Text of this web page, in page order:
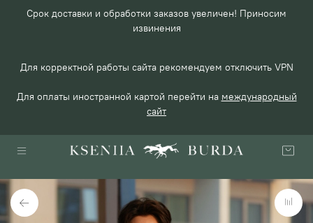
Срок доставки и обработки заказов увеличен! Приносим
извинения
Для корректной работы сайта рекомендуем отключить VPN
Для оплаты иностранной картой перейти на международный
сайт